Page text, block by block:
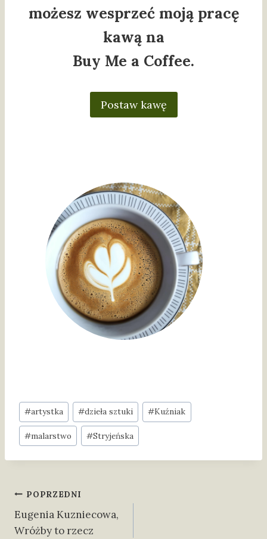
możesz wesprzeć moją pracę
kawą na
Buy Me a Coffee.
Postaw kawę
Tagi
wpisu:
#artystka #dzieła sztuki #Kuźniak
#malarstwo #Stryjeńska
NAWIGACJA
WPISU
POPRZEDNI
Eugenia Kuzniecowa,
Wróżby to rzecz